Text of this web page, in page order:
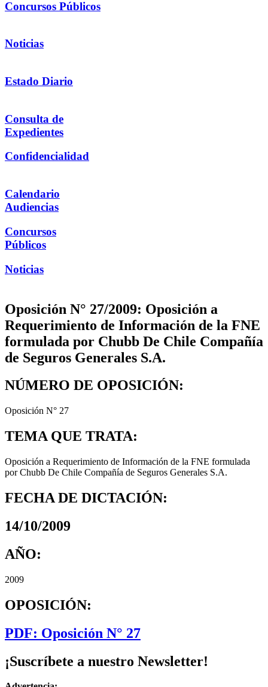
Concursos Públicos
Noticias
Estado Diario
Consulta de
Expedientes
Confidencialidad
Calendario
Audiencias
Concursos
Públicos
Noticias
Oposición N° 27/2009: Oposición a
Requerimiento de Información de la FNE
formulada por Chubb De Chile Compañía
de Seguros Generales S.A.
NÚMERO DE OPOSICIÓN:
Oposición N° 27
TEMA QUE TRATA:
Oposición a Requerimiento de Información de la FNE formulada
por Chubb De Chile Compañía de Seguros Generales S.A.
FECHA DE DICTACIÓN:
14/10/2009
AÑO:
2009
OPOSICIÓN:
PDF: Oposición N° 27
¡Suscríbete a nuestro Newsletter!